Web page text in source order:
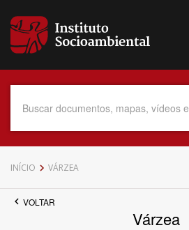
para
conteúdo
Data do Documento
INÍCIO VÁRZEA
VOLTAR
Várzea